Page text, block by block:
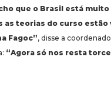
que o Brasil está
as teorias do curso
Fagoc”, disse a
“Agora só nos resta